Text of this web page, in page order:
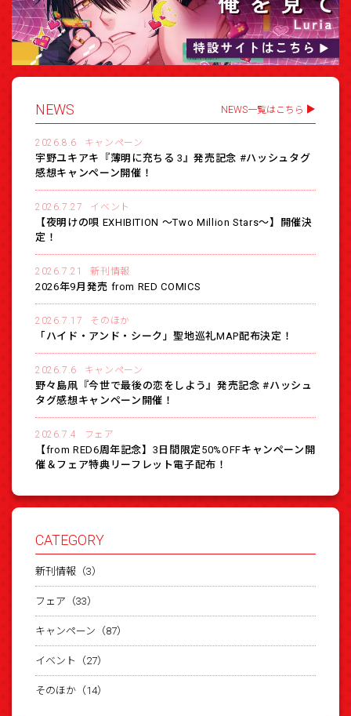
NEWS NEWS一覧はこちら
2026.8.6 キャンペーン
宇野ユキアキ『薄明に充ちる 3』発売記念 #ハッシュタグ
感想キャンペーン開催！
2026.7.27 イベント
【夜明けの唄 EXHIBITION 〜Two Million Stars〜】開催決
定！
2026.7.21 新刊情報
2026年9月発売 from RED COMICS
2026.7.17 そのほか
「ハイド・アンド・シーク」聖地巡礼MAP配布決定！
2026.7.6 キャンペーン
野々島凧『今世で最後の恋をしよう』発売記念 #ハッシュ
タグ感想キャンペーン開催！
2026.7.4 フェア
【from RED6周年記念】3日間限定50%OFFキャンペーン開
催＆フェア特典リーフレット電子配布！
CATEGORY
新刊情報（3）
フェア（33）
キャンペーン（87）
イベント（27）
そのほか（14）